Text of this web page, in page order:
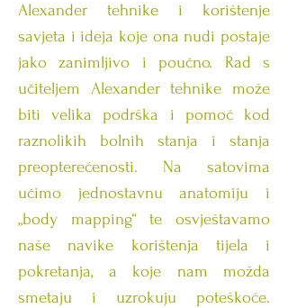
Alexander tehnike i korištenje
savjeta i ideja koje ona nudi postaje
jako zanimljivo i poučno. Rad s
učiteljem Alexander tehnike može
biti velika podrška i pomoć kod
raznolikih bolnih stanja i stanja
preopterećenosti. Na satovima
učimo jednostavnu anatomiju i
„body mapping“ te osvještavamo
naše navike korištenja tijela i
pokretanja, a koje nam možda
smetaju i uzrokuju poteškoće.